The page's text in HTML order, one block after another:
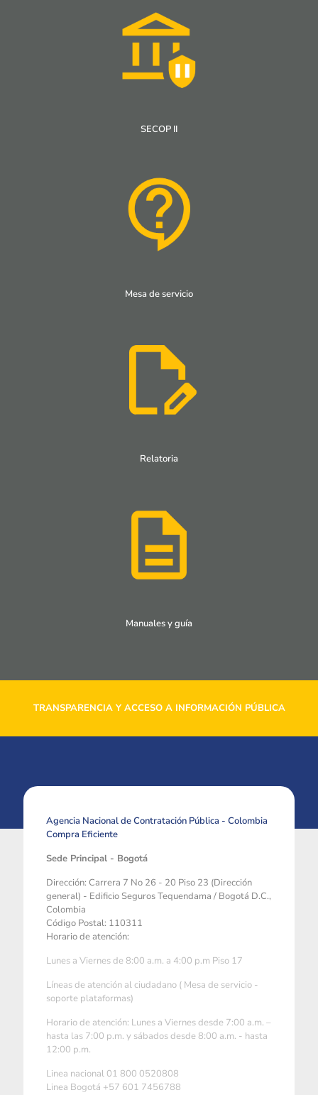
SECOP II
Mesa de servicio
Relatoria
Manuales y guía
TRANSPARENCIA Y ACCESO A INFORMACIÓN PÚBLICA
Agencia Nacional de Contratación Pública - Colombia
Compra Eficiente
Sede Principal - Bogotá
Dirección: Carrera 7 No 26 - 20 Piso 23 (Dirección
general) - Edificio Seguros Tequendama / Bogotá D.C.,
Colombia
Código Postal: 110311
Horario de atención:
Lunes a Viernes de 8:00 a.m. a 4:00 p.m Piso 17
Líneas de atención al ciudadano ( Mesa de servicio -
soporte plataformas)
Horario de atención: Lunes a Viernes desde 7:00 a.m. –
hasta las 7:00 p.m. y sábados desde 8:00 a.m. - hasta
12:00 p.m.
Linea nacional 01 800 0520808
Linea Bogotá +57 601 7456788